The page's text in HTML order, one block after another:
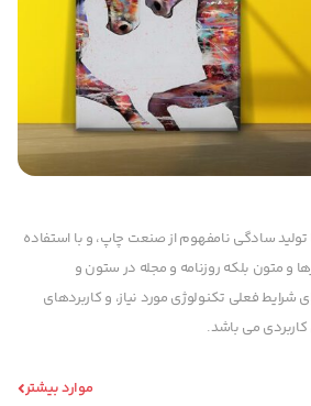
سادگی نامفهوم از صنعت چاپ، و با استفاده
و متون بلکه روزنامه و مجله در ستون و
شرایط فعلی تکنولوژی مورد نیاز، و کاربردهای
کاربردی می باشد.
موارد بیشتر